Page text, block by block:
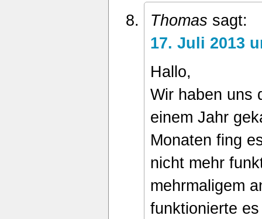
Thomas sagt:
17. Juli 2013
Hallo,
Wir haben uns
einem Jahr
Monaten fing
nicht mehr
mehrmaligem
funktionierte